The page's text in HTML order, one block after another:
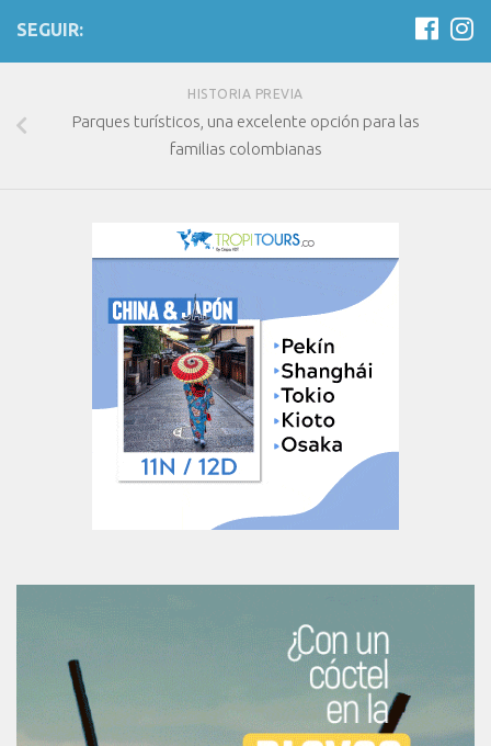
SEGUIR:
HISTORIA PREVIA
Parques turísticos, una excelente opción para las
familias colombianas